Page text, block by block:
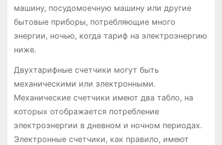
машину, посудомоечную машину или другие
бытовые приборы, потребляющие много
энергии, ночью, когда тариф на электроэнергию
ниже.
Двухтарифные счетчики могут быть
механическими или электронными.
Механические счетчики имеют два табло, на
которых отображается потребление
электроэнергии в дневном и ночном периодах.
Электронные счетчики, как правило, имеют